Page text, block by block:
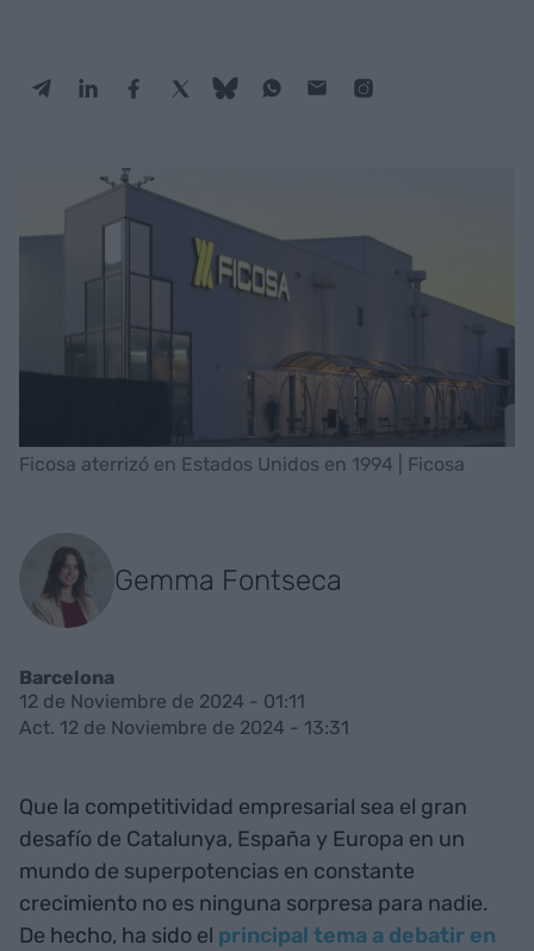
Ficosa aterrizó en Estados Unidos en 1994 | Ficosa
Gemma Fontseca
Barcelona
12 de Noviembre de 2024 - 01:11
Act. 12 de Noviembre de 2024 - 13:31
Que la competitividad empresarial sea el gran
desafío de Catalunya, España y Europa en un
mundo de superpotencias en constante
crecimiento no es ninguna sorpresa para nadie.
De hecho, ha sido el principal tema a debatir en